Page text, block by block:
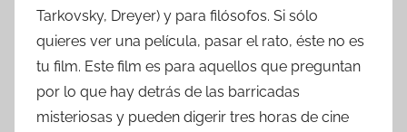
Tarkovsky, Dreyer) y para filósofos. Si sólo
quieres ver una película, pasar el rato, éste no es
tu film. Este film es para aquellos que preguntan
por lo que hay detrás de las barricadas
misteriosas y pueden digerir tres horas de cine